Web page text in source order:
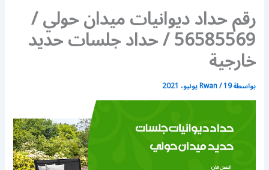
رقم حداد ديوانيات ميدان حولي /
56585569 / حداد جلسات حديد
خارجية
بواسطة Rwan/19 يونيو، 2021